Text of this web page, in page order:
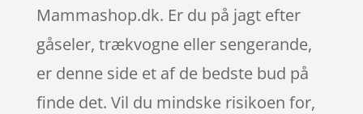
Mammashop.dk. Er du på jagt efter
gåseler, trækvogne eller sengerande,
er denne side et af de bedste bud på
finde det. Vil du mindske risikoen for,